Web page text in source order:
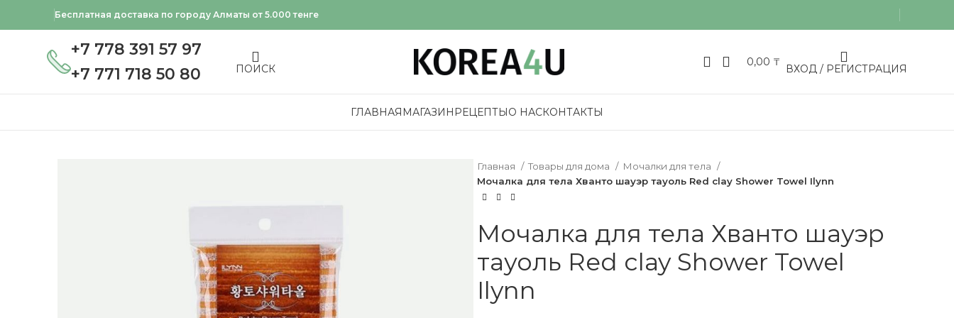
Бесплатная доставка по городу Алматы от 5.000 тенге
+7 778 391 57 97
+7 771 718 50 80
ПОИСК
0,00 ₸
ВХОД / РЕГИСТРАЦИЯ
ГЛАВНАЯ МАГАЗИН РЕЦЕПТЫО НАСКОНТАКТЫ
Главная Товары для дома
Мочалки для тела
Мочалка для тела Хванто шауэр тауоль Red clay Shower Towel Ilynn
Мочалка для тела Хванто шауэр
тауоль Red clay Shower Towel
Ilynn